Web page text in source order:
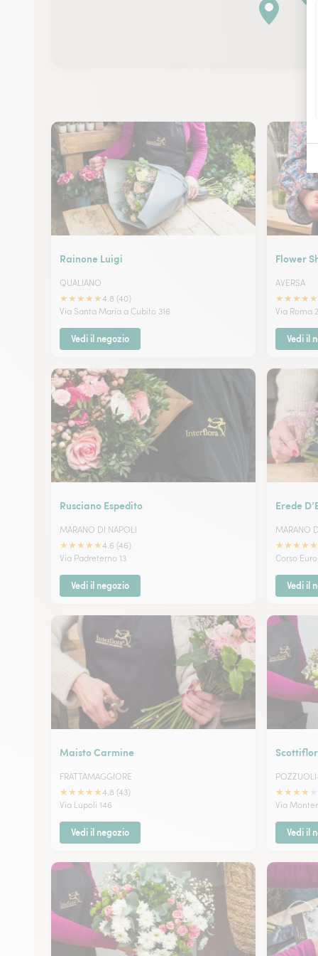
Rainone Luigi
QUALIANO
★★★★★4.8 (40)
Via Santa Maria a Cubito 316
Vedi il negozio
Flower
AVERSA
★★★★★
Via Roma
Vedi il
Rusciano Espedito
MARANO DI NAPOLI
★★★★★4.6 (46)
Via Padreterno 13
Vedi il negozio
Erede
MARANO
★★★★★
Corso
Vedi il
Maisto Carmine
FRATTAMAGGIORE
★★★★★4.8 (43)
Via Lupoli 146
Vedi il negozio
★★★★
Via
Vedi il